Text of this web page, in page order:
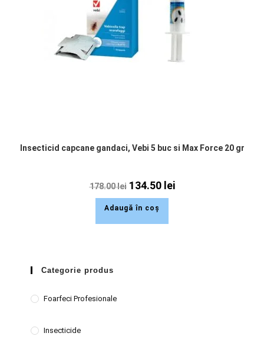
Insecticid capcane gandaci, Vebi 5 buc si Max Force 20 gr
178.00lei 134.50 lei
Adaugă în coș
Categorie produs
Foarfeci Profesionale
Insecticide